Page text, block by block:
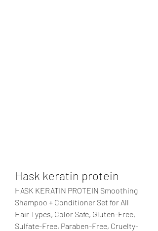
Hask keratin protein
HASK KERATIN PROTEIN Smoothing
Shampoo + Conditioner Set for All
Hair Types, Color Safe, Gluten-Free,
Sulfate-Free, Paraben-Free, Cruelty-